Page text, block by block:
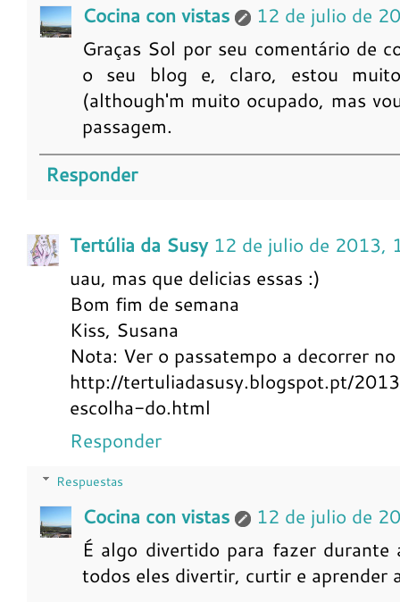
Cocina con vistas
12 de julio de
Graças Sol por seu comentário de
o seu blog e, claro, estou
(although'm muito ocupado, mas
passagem.
Responder
Tertúlia da Susy 12 de julio de 2013,
uau, mas que delicias essas :)
Bom fim de semana
Kiss, Susana
Nota: Ver o passatempo a decorrer
http://tertuliadasusy.blogspot.pt/
escolha-do.html
Responder
Respuestas
Cocina con vistas
12 de julio de
É algo divertido para fazer durante
todos eles divertir, curtir e aprender